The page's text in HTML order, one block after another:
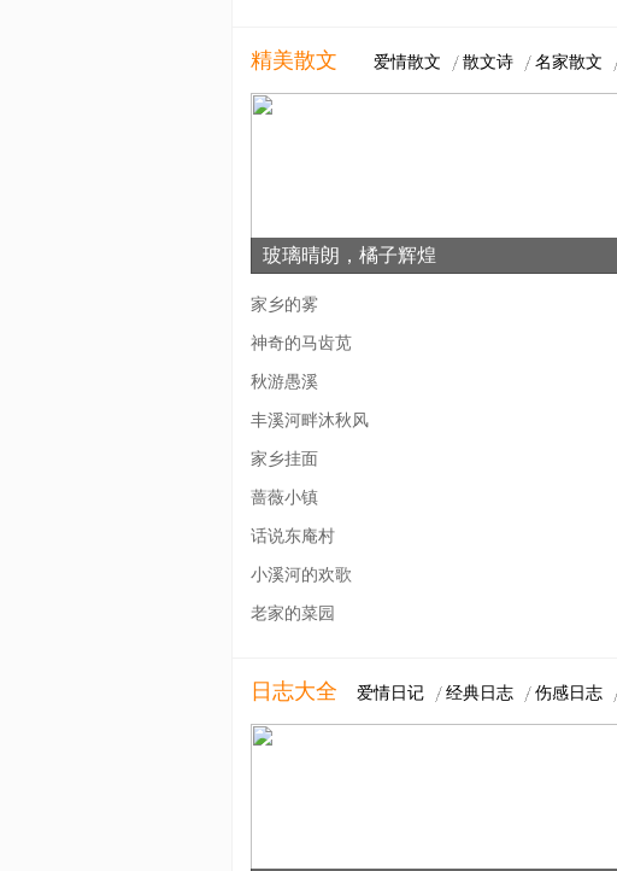
爱情散文 散文诗 名家散文
精美散文
玻璃晴朗，橘子辉煌
家乡的雾
神奇的马齿苋
秋游愚溪
丰溪河畔沐秋风
家乡挂面
蔷薇小镇
话说东庵村
小溪河的欢歌
老家的菜园
爱情日记 经典日志 伤感日志
日志大全